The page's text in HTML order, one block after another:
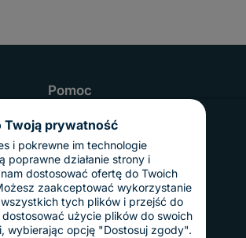
Pomoc
Odbiór osobisty
Twoje konto
Informacje
Regulamin
Reklamacje i zwroty
Gwarancja
Polityka prywatności
Dostawy i płatności
Koszty dostawy
Twoją prywatność
i pokrewne im technologie
poprawne działanie strony i
dostosować ofertę do Twoich
zaakceptować wykorzystanie
tych plików i przejść do
dostosować użycie plików do swoich
wybierając opcję "Dostosuj zgody".